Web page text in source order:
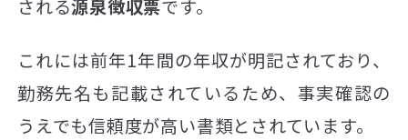
される源泉徴収票です。
これには前年1年間の年収が明記されており、
勤務先名も記載されているため、事実確認の
うえでも信頼度が高い書類とされています。